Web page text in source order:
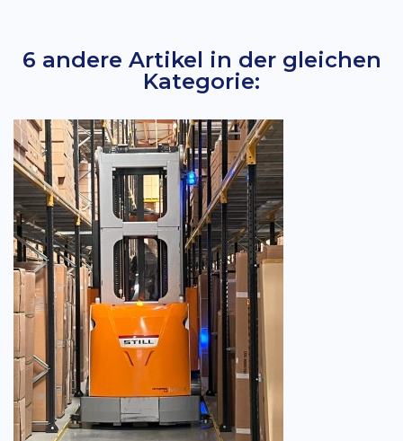
6 andere Artikel in der gleichen
Kategorie: